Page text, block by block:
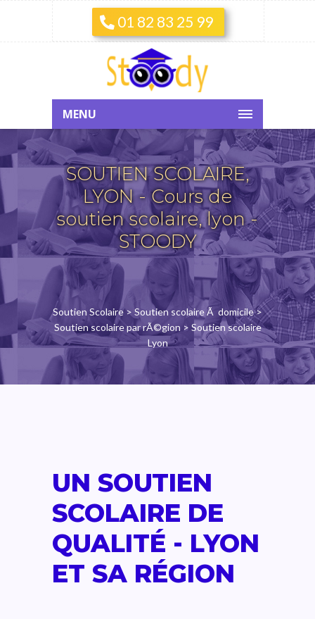
01 82 83 25 99
MENU
SOUTIEN SCOLAIRE,
LYON - Cours de
soutien scolaire, lyon -
STOODY
Soutien Scolaire> Soutien scolaire Ã domicile>
Soutien scolaire par rÃ©gion > Soutien scolaire
Lyon
UN SOUTIEN
SCOLAIRE DE
QUALITÉ - LYON
ET SA RÉGION